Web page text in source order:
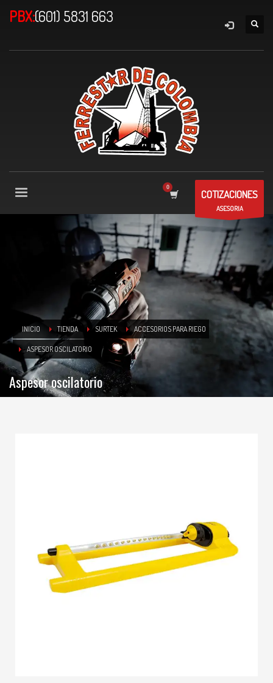
PBX:(601) 5831 663
COTIZACIONES
ASESORIA
INICIO TIENDA SURTEK ACCESORIOS PARA RIEGO
ASPESOR OSCILATORIO
Aspesor oscilatorio